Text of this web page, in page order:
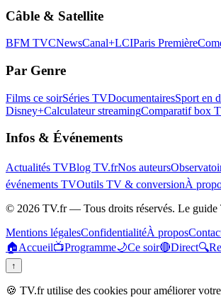
Câble & Satellite
BFM TVCNewsCanal+LCIParis Première
Par Genre
Films ce soirSéries TVDocumentairesSport en
Disney+Calculateur streamingComparatif box
Infos & Événements
Actualités TVBlog TV.frNos auteurs
événements TVOutils TV & conversionÀ
© 2026 TV.fr — Tous droits réservés. Le guide
Mentions légalesConfidentialitéÀ propos
🏠Accueil📺Programme🌙Ce soir🔴Direct🔍
↑
🍪 TV.fr utilise des cookies pour améliorer